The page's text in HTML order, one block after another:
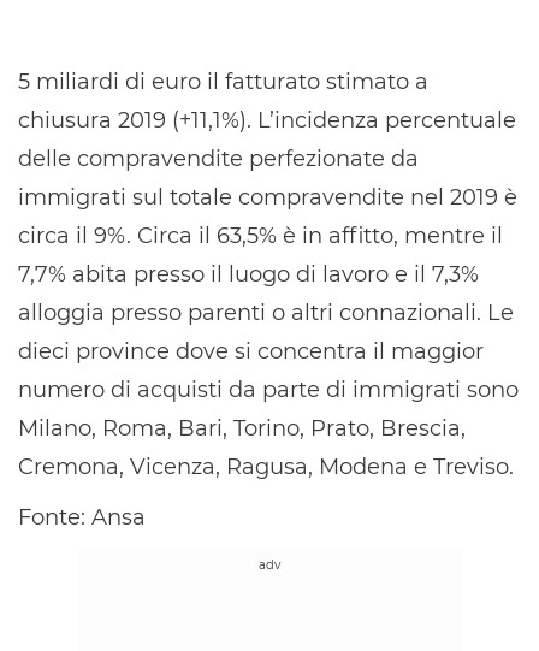
5 miliardi di euro il fatturato stimato a
chiusura 2019 (+11,1%). L’incidenza percentuale
delle compravendite perfezionate da
immigrati sul totale compravendite nel 2019 è
circa il 9%. Circa il 63,5% è in affitto, mentre il
7,7% abita presso il luogo di lavoro e il 7,3%
alloggia presso parenti o altri connazionali. Le
dieci province dove si concentra il maggior
numero di acquisti da parte di immigrati sono
Milano, Roma, Bari, Torino, Prato, Brescia,
Cremona, Vicenza, Ragusa, Modena e Treviso.
Fonte: Ansa